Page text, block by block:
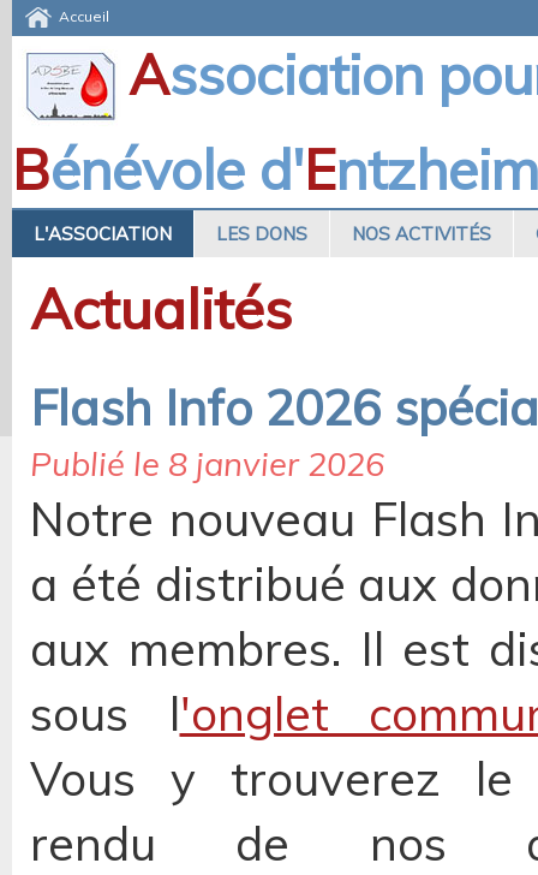
Accueil
Association
Bénévole d'Entzheim
L'ASSOCIATION LES DONS NOS ACTIVITÉS
Actualités
Flash Info 2026
Publié le 8 janvier 2026
Notre nouveau Flash
a été distribué aux
aux membres. Il est
sous l'onglet
Vous y trouverez le
rendu de nos